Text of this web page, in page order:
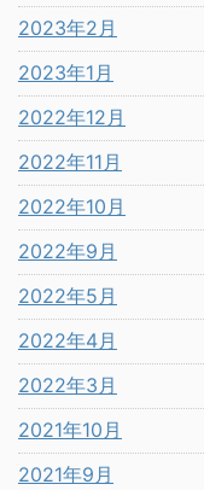
2023年2月
2023年1月
2022年12月
2022年11月
2022年10月
2022年9月
2022年5月
2022年4月
2022年3月
2021年10月
2021年9月